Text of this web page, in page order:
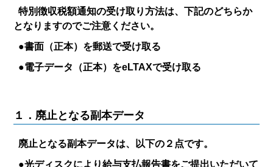
特別徴収税額通知の受け取り方法は、下記のどちらか
となりますのでご注意ください。
●書面（正本）を郵送で受け取る
●電子データ（正本）をeLTAXで受け取る
１．廃止となる副本データ
廃止となる副本データは、以下の２点です。
●光ディスクにより給与支払報告書をご提出いただいて